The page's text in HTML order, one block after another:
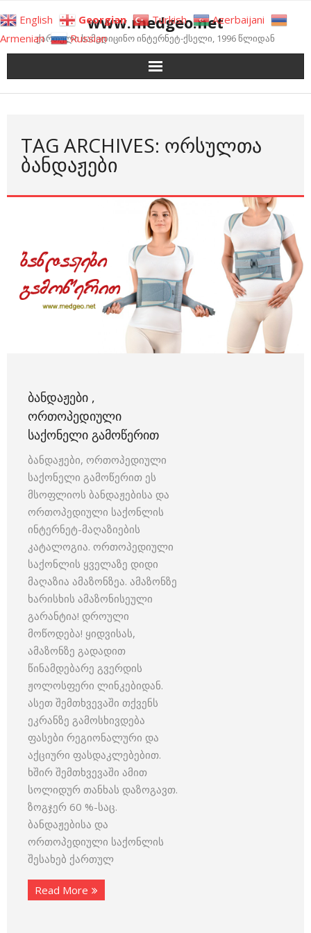
to
content
www.medgeo.net
ქართული სამედიცინო ინტერნეტ-ქსელი, 1996 წლიდან
TAG ARCHIVES: ᲝᲠᲡᲣᲚᲗᲐ
ᲑᲐᲜᲓᲐᲟᲔᲑᲘ
ᲑᲐᲜᲓᲐᲟᲔᲑᲘ ,
ᲝᲠᲗᲝᲞᲔᲓᲘᲣᲚᲘ
ᲡᲐᲥᲝᲜᲔᲚᲘ ᲒᲐᲛᲝᲬᲔᲠᲘᲗ
ბანდაჟები, ორთოპედიული
საქონელი გამოწერით ეს
მსოფლიოს ბანდაჟებისა და
ორთოპედიული საქონლის
ინტერნეტ-მაღაზიების
კატალოგია. ორთოპედიული
საქონლის ყველაზე დიდი
მაღაზია ამაზონზეა. ამაზონზე
ხარისხის ამაზონისეული
გარანტია! დროული
მოწოდება! ყიდვისას,
ამაზონზე გადადით
წინამდებარე გვერდის
ჟოლოსფერი ლინკებიდან.
ასეთ შემთხვევაში თქვენს
ეკრანზე გამოსხივდება
ფასები რეგიონალური და
აქციური ფასდაკლებებით.
ხშირ შემთხვევაში ამით
სოლიდურ თანხას დაზოგავთ.
ზოგჯერ 60 %-საც.
ბანდაჟებისა და
ორთოპედიული საქონლის
შესახებ ქართულ
Read More
English Georgian Turkish
Azerbaijani
Armenian
Russian